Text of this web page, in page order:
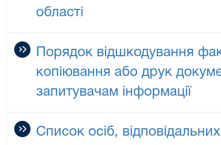
області
Порядок відшкодування
копіювання або друк
запитувачам інформації
Список осіб,